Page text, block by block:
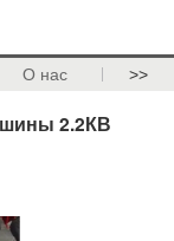
О нас >>
2.2КВ